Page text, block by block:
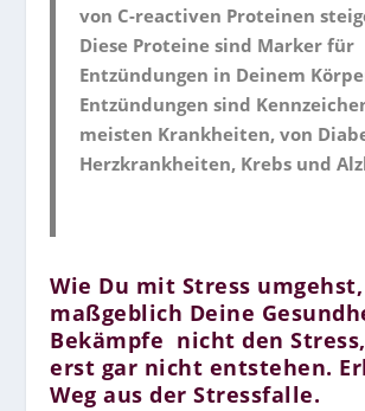
von C-reactiven Proteinen
Diese Proteine sind Marker für
Entzündungen in Deinem
Entzündungen sind
meisten Krankheiten, von
Herzkrankheiten, Krebs und
Wie Du mit Stress
maßgeblich Deine
Bekämpfe nicht den
erst gar nicht entstehen.
Weg aus der Stressfalle.